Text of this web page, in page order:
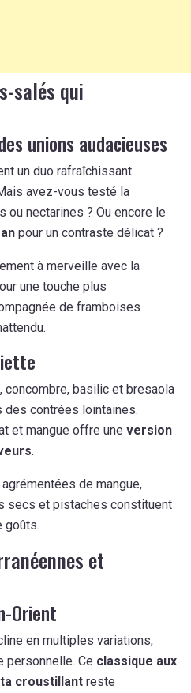
salés qui
unions audacieuses
un duo rafraîchissant
avez-vous testé la
ou nectarines ? Ou encore le
pour un contraste délicat ?
à merveille avec la
une touche plus
de framboises
concombre, basilic et bresaola
contrées lointaines.
et mangue offre une version
.
de mangue,
secs et pistaches constituent
goûts.
et
Orient
en multiples variations,
personnelle. Ce classique aux
croustillant reste